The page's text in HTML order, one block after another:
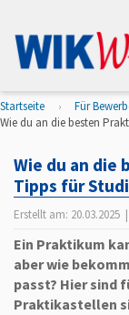
Startseite Für
Wie du an die besten
Wie du an die
Tipps für
Erstellt am: 20.03.2025
Ein Praktikum
aber wie
passt? Hier sind
Praktikastellen